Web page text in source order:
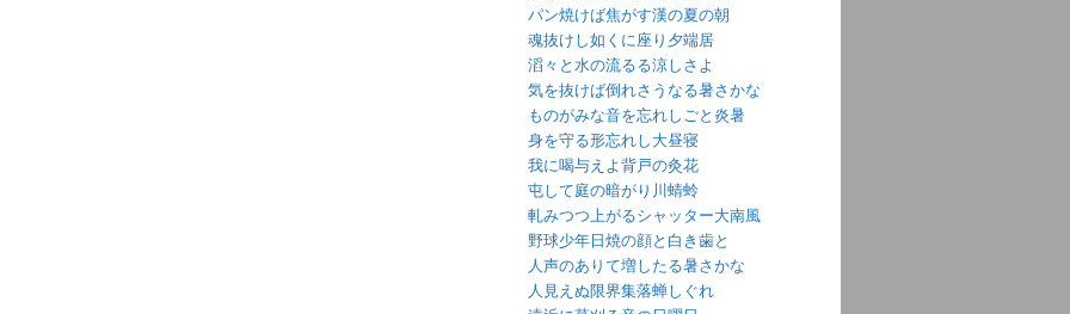
パン焼けば焦がす漢の夏の朝
魂抜けし如くに座り夕端居
滔々と水の流るる涼しさよ
気を抜けば倒れさうなる暑さかな
ものがみな音を忘れしごと炎暑
身を守る形忘れし大昼寝
我に喝与えよ背戸の灸花
屯して庭の暗がり川蜻蛉
軋みつつ上がるシャッター大南風
野球少年日焼の顔と白き歯と
人声のありて増したる暑さかな
人見えぬ限界集落蝉しぐれ